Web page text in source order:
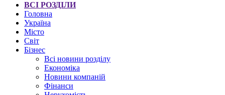
ВСІ РОЗДІЛИ
Головна
Україна
Місто
Світ
Бізнес
Всі новини розділу
Економіка
Новини компаній
Фінанси